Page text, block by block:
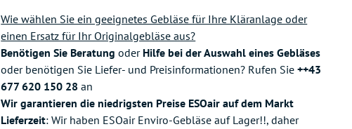
Wie wählen Sie ein geeignetes Gebläse für Ihre Kläranlage oder
einen Ersatz für Ihr Originalgebläse aus?
Benötigen Sie Beratung oder Hilfe bei der Auswahl eines Gebläses
oder benötigen Sie Liefer- und Preisinformationen? Rufen Sie++43
677 620 150 28 an
Wir garantieren die niedrigsten Preise ESOair auf dem Markt
Lieferzeit: Wir haben ESOair Enviro-Gebläse auf Lager!!, daher